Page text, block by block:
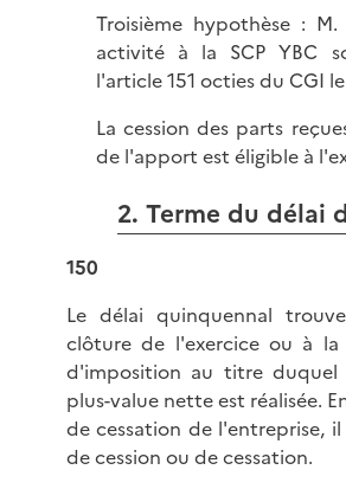
Troisième hypothèse :
activité à la SCP YBC
l'article 151 octies du CGI
La cession des parts
de l'apport est éligible à
2. Terme du délai
150
Le délai quinquennal
clôture de l'exercice ou à
d'imposition au titre
plus-value nette est réalisée.
de cessation de l'entreprise,
de cession ou de cessation.